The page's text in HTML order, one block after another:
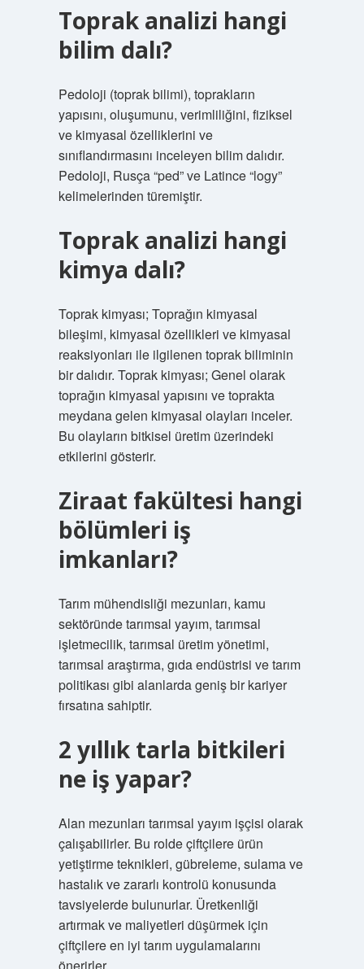
Toprak analizi hangi
bilim dalı?
Pedoloji (toprak bilimi), toprakların
yapısını, oluşumunu, verimliliğini, fiziksel
ve kimyasal özelliklerini ve
sınıflandırmasını inceleyen bilim dalıdır.
Pedoloji, Rusça “ped” ve Latince “logy”
kelimelerinden türemiştir.
Toprak analizi hangi
kimya dalı?
Toprak kimyası; Toprağın kimyasal
bileşimi, kimyasal özellikleri ve kimyasal
reaksiyonları ile ilgilenen toprak biliminin
bir dalıdır. Toprak kimyası; Genel olarak
toprağın kimyasal yapısını ve toprakta
meydana gelen kimyasal olayları inceler.
Bu olayların bitkisel üretim üzerindeki
etkilerini gösterir.
Ziraat fakültesi hangi
bölümleri iş
imkanları?
Tarım mühendisliği mezunları, kamu
sektöründe tarımsal yayım, tarımsal
işletmecilik, tarımsal üretim yönetimi,
tarımsal araştırma, gıda endüstrisi ve tarım
politikası gibi alanlarda geniş bir kariyer
fırsatına sahiptir.
2 yıllık tarla bitkileri
ne iş yapar?
Alan mezunları tarımsal yayım işçisi olarak
çalışabilirler. Bu rolde çiftçilere ürün
yetiştirme teknikleri, gübreleme, sulama ve
hastalık ve zararlı kontrolü konusunda
tavsiyelerde bulunurlar. Üretkenliği
artırmak ve maliyetleri düşürmek için
çiftçilere en iyi tarım uygulamalarını